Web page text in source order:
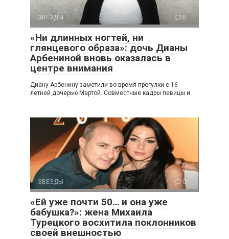
ЗВЕЗДЫ 0
«Ни длинных ногтей, ни
глянцевого образа»: дочь Дианы
Арбениной вновь оказалась в
центре внимания
Диану Арбенину заметили во время прогулки с 16-
летней дочерью Мартой. Совместные кадры певицы и
ЗВЕЗДЫ 0
«Ей уже почти 50… и она уже
бабушка?»: жена Михаила
Турецкого восхитила поклонников
своей внешностью